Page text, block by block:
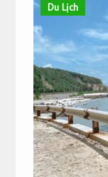
Du Lịch